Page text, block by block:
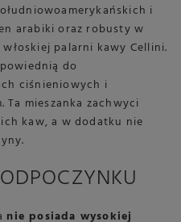
i
arabiki oraz robusty w
palarni kawy Cellini.
do
ciśnieniowych i
Ta mieszanka zachwyci
kaw, a w dodatku nie
nie posiada wysokiej